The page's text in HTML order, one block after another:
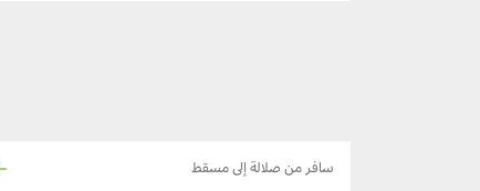
سافر من صلالة إلى مسقط